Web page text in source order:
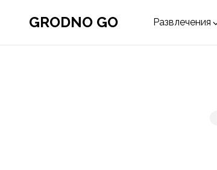
GRODNO GO Развлечения